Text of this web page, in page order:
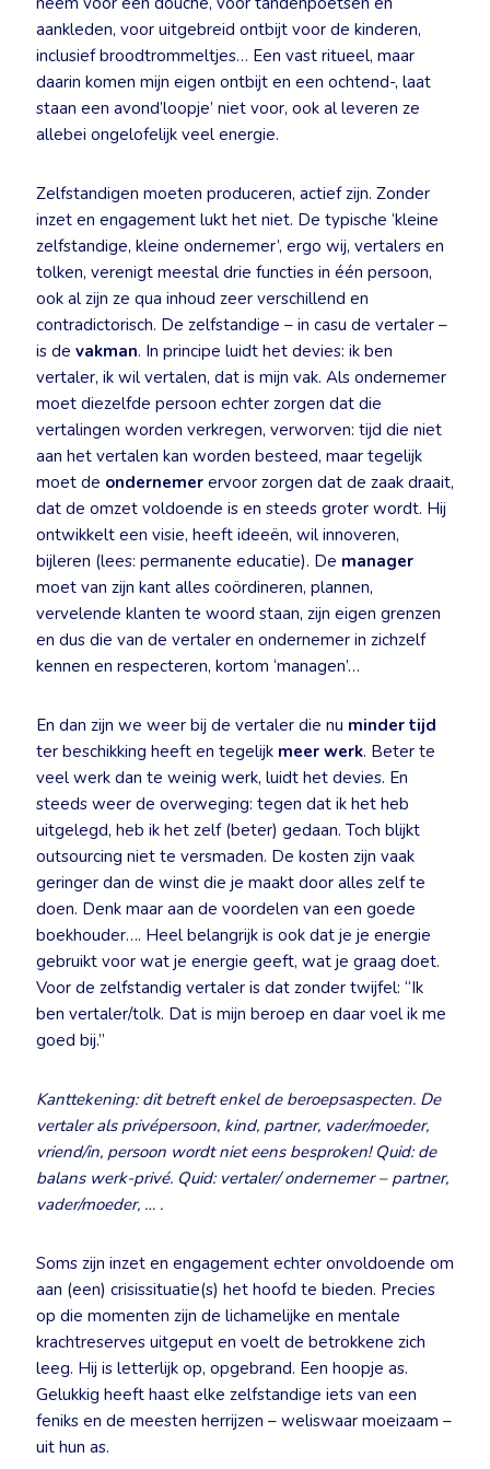
aankleden, voor uitgebreid ontbijt voor de kinderen,
inclusief broodtrommeltjes… Een vast ritueel, maar
daarin komen mijn eigen ontbijt en een ochtend-, laat
staan een avond’loopje’ niet voor, ook al leveren ze
allebei ongelofelijk veel energie.
Zelfstandigen moeten produceren, actief zijn. Zonder
inzet en engagement lukt het niet. De typische ‘kleine
zelfstandige, kleine ondernemer’, ergo wij, vertalers en
tolken, verenigt meestal drie functies in één persoon,
ook al zijn ze qua inhoud zeer verschillend en
contradictorisch. De zelfstandige – in casu de vertaler –
is de vakman. In principe luidt het devies: ik ben
vertaler, ik wil vertalen, dat is mijn vak. Als ondernemer
moet diezelfde persoon echter zorgen dat die
vertalingen worden verkregen, verworven: tijd die niet
aan het vertalen kan worden besteed, maar tegelijk
moet de ondernemer ervoor zorgen dat de zaak draait,
dat de omzet voldoende is en steeds groter wordt. Hij
ontwikkelt een visie, heeft ideeën, wil innoveren,
bijleren (lees: permanente educatie). De manager
moet van zijn kant alles coördineren, plannen,
vervelende klanten te woord staan, zijn eigen grenzen
en dus die van de vertaler en ondernemer in zichzelf
kennen en respecteren, kortom ‘managen’…
En dan zijn we weer bij de vertaler die nu minder tijd
ter beschikking heeft en tegelijk meer werk. Beter te
veel werk dan te weinig werk, luidt het devies. En
steeds weer de overweging: tegen dat ik het heb
uitgelegd, heb ik het zelf (beter) gedaan. Toch blijkt
outsourcing niet te versmaden. De kosten zijn vaak
geringer dan de winst die je maakt door alles zelf te
doen. Denk maar aan de voordelen van een goede
boekhouder…. Heel belangrijk is ook dat je je energie
gebruikt voor wat je energie geeft, wat je graag doet.
Voor de zelfstandig vertaler is dat zonder twijfel: “Ik
ben vertaler/tolk. Dat is mijn beroep en daar voel ik me
goed bij.”
Kanttekening: dit betreft enkel de beroepsaspecten. De
vertaler als privépersoon, kind, partner, vader/moeder,
vriend/in, persoon wordt niet eens besproken! Quid: de
balans werk-privé. Quid: vertaler/ ondernemer – partner,
vader/moeder, … .
Soms zijn inzet en engagement echter onvoldoende om
aan (een) crisissituatie(s) het hoofd te bieden. Precies
op die momenten zijn de lichamelijke en mentale
krachtreserves uitgeput en voelt de betrokkene zich
leeg. Hij is letterlijk op, opgebrand. Een hoopje as.
Gelukkig heeft haast elke zelfstandige iets van een
feniks en de meesten herrijzen – weliswaar moeizaam –
uit hun as.